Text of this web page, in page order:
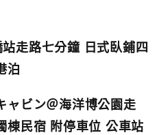
走路七分鐘 日式臥鋪四
泊
ャビン＠海洋博公園走
棟民宿 附停車位 公車站